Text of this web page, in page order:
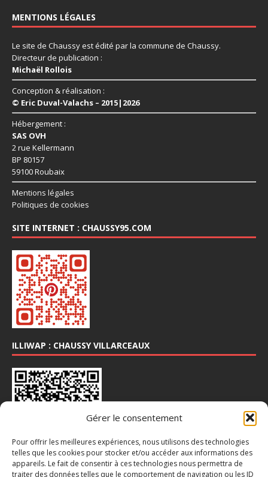
Gérer le consentement
Pour offrir les meilleures expériences, nous utilisons des technologies
telles que les cookies pour stocker et/ou accéder aux informations des
appareils. Le fait de consentir à ces technologies nous permettra de
traiter des données telles que le comportement de navigation ou les ID
MENTIONS LÉGALES
Le site de Chaussy est édité par la commune de Chaussy.
Directeur de publication :
Michaël Rollois
Conception & réalisation :
© Eric Duval-Valachs – 2015|2026
Hébergement :
SAS OVH
2 rue Kellermann
BP 80157
59100 Roubaix
Mentions légales
Politiques de cookies
SITE INTERNET : CHAUSSY95.COM
ILLIWAP : CHAUSSY VILLARCEAUX